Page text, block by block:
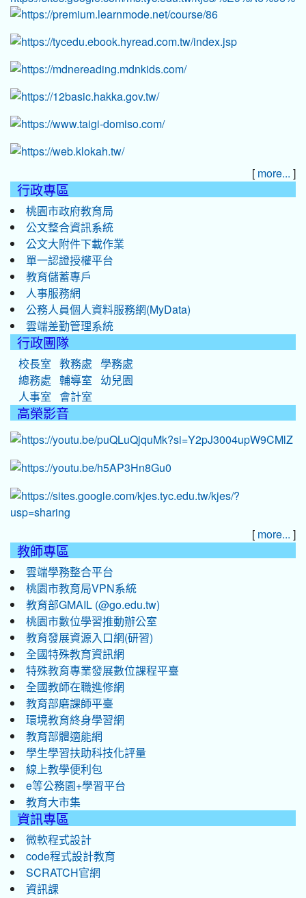
[ more... ]
行政專區
桃園市政府教育局
公文整合資訊系統
公文大附件下載作業
單一認證授權平台
教育儲蓄專戶
人事服務網
公務人員個人資料服務網(MyData)
雲端差勤管理系統
行政團隊
校長室 教務處
學務處
總務處
輔導室
幼兒園
人事室
會計室
高榮影音
[ more... ]
教師專區
雲端學務整合平台
桃園市教育局VPN系統
教育部GMAIL (@go.edu.tw)
桃園市數位學習推動辦公室
教育發展資源入口網(研習)
全國特殊教育資訊網
特殊教育專業發展數位課程平臺
全國教師在職進修網
教育部磨課師平臺
環境教育終身學習網
教育部體適能網
學生學習扶助科技化評量
線上教學便利包
e等公務園+學習平台
教育大市集
資訊專區
微軟程式設計
code程式設計教育
SCRATCH官網
資訊課